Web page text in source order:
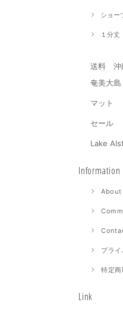
ショー
１分丈
送料 沖
奄美大島
マット
セール
Lake
Information
About
プラ
特定
Link